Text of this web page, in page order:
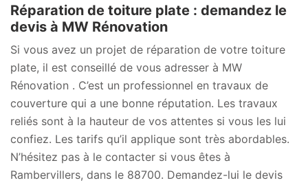
Réparation de toiture plate : demandez le
devis à MW Rénovation
Si vous avez un projet de réparation de votre toiture
plate, il est conseillé de vous adresser à MW
Rénovation . C’est un professionnel en travaux de
couverture qui a une bonne réputation. Les travaux
reliés sont à la hauteur de vos attentes si vous les lui
confiez. Les tarifs qu’il applique sont très abordables.
N’hésitez pas à le contacter si vous êtes à
Rambervillers, dans le 88700. Demandez-lui le devis